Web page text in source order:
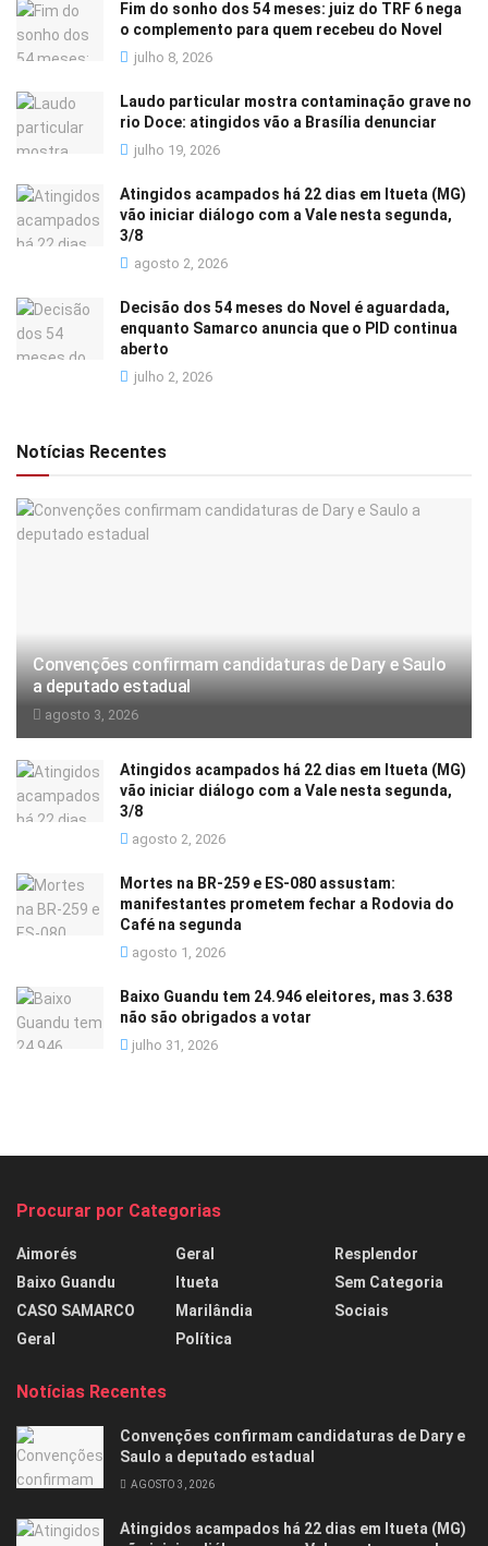
Fim do sonho dos 54 meses: juiz do TRF 6 nega
o complemento para quem recebeu do Novel
julho 8, 2026
Laudo particular mostra contaminação grave no
rio Doce: atingidos vão a Brasília denunciar
julho 19, 2026
Atingidos acampados há 22 dias em Itueta (MG)
vão iniciar diálogo com a Vale nesta segunda,
3/8
agosto 2, 2026
Decisão dos 54 meses do Novel é aguardada,
enquanto Samarco anuncia que o PID continua
aberto
julho 2, 2026
Notícias Recentes
Convenções confirmam candidaturas de Dary e Saulo
a deputado estadual
agosto 3, 2026
Atingidos acampados há 22 dias em Itueta (MG)
vão iniciar diálogo com a Vale nesta segunda,
3/8
agosto 2, 2026
Mortes na BR-259 e ES-080 assustam:
manifestantes prometem fechar a Rodovia do
Café na segunda
agosto 1, 2026
Baixo Guandu tem 24.946 eleitores, mas 3.638
não são obrigados a votar
julho 31, 2026
Procurar por Categorias
Aimorés
Baixo Guandu
CASO SAMARCO
Geral
Geral
Itueta
Marilândia
Política
Resplendor
Sem Categoria
Sociais
Notícias Recentes
Convenções confirmam candidaturas de Dary e
Saulo a deputado estadual
AGOSTO 3, 2026
Atingidos acampados há 22 dias em Itueta (MG)